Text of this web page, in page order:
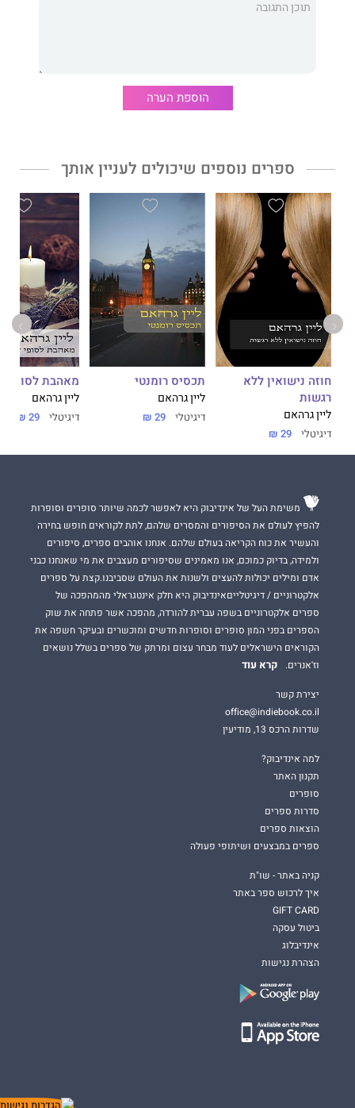
הוספת הערה
ספרים נוספים שיכולים לעניין אותך
חוזה נישואין ללא
רגשות
ליין גרהאם
דיגיטלי 29 ₪
תכסיס רומנטי
ליין גרהאם
דיגיטלי 29 ₪
מאהבת לסופי
ליין גרהאם
דיגיטלי 29 ₪
משימת העל של אינדיבוק היא לאפשר לכמה שיותר סופרים וסופרות
להפיץ לעולם את הסיפורים והמסרים שלהם, לתת לקוראים חופש בחירה
והעשיר את כוח הקריאה בעולם שלהם. אנחנו אוהבים ספרים, סיפורים
ולמידה, בדיוק כמוכם, אנו מאמינים שסיפורים מעצבים את מי שאנחנו כבני
אדם ומילים יכולות להעצים ולשנות את העולם שסביבנו.קצת על ספרים
אלקטרוניים / דיגיטלייםאינדיבוק היא חלק אינטגראלי מהמהפכה של
ספרים אלקטרוניים בשפה עברית להורדה, מהפכה אשר פתחה את שוק
הספרים בפני המון סופרים וסופרות חדשים ומוכשרים ובעיקר חשפה את
הקוראים הישראלים לעוד מבחר עצום ומרתק של ספרים בשלל נושאים
וז'אנרים.
קרא עוד
יצירת קשר
office@indiebook.co.il
שדרות הרכס 13, מודיעין
למה אינדיבוק?
תקנון האתר
סופרים
סדרות ספרים
הוצאות ספרים
ספרים במבצעים ושיתופי פעולה
קניה באתר - שו"ת
איך לרכוש ספר באתר
GIFT CARD
ביטול עסקה
אינדיבלוג
הצהרת נגישות